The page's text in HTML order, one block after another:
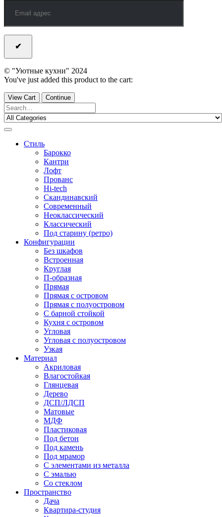
© "Уютные кухни" 2024
You've just added this product to the cart:
View Cart Continue
Стиль
Барокко
Кантри
Лофт
Прованс
Hi-tech
Скандинавский
Современный
Неоклассический
Классический
Под старину (ретро)
Конфигурации
Без шкафов
Встроенная
Круглая
П-образная
Прямая
Прямая с островом
Прямая с полуостровом
С барной стойкой
Кухня с островом
Угловая
Угловая с полуостровом
Узкая
Материал
Акриловая
Влагостойкая
Глянцевая
Дерево
ДСП/ЛДСП
Матовые
МДФ
Пластиковая
Под бетон
Под камень
Под мрамор
С элементами из металла
С эмалью
Со стеклом
Пространство
Дача
Квартира-студия